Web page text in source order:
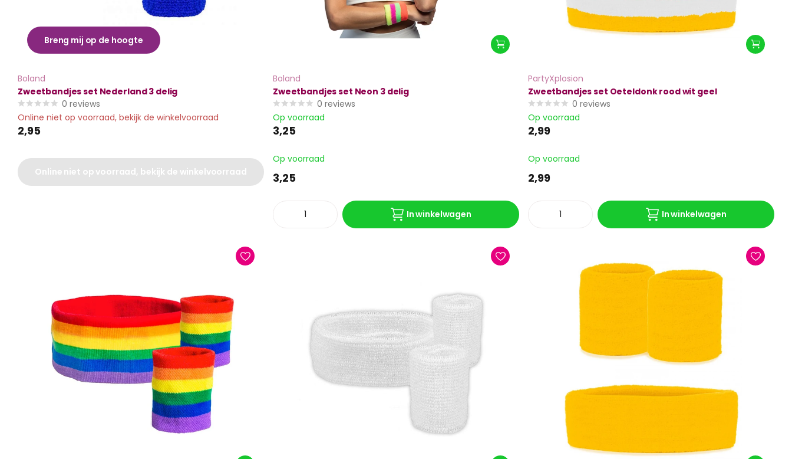
Breng mij op de hoogte
Boland
Zweetbandjes set Nederland 3 delig
0 reviews
Online niet op voorraad, bekijk de winkelvoorraad
2,95
Online niet op voorraad, bekijk de winkelvoorraad
Boland
Zweetbandjes set Neon 3 delig
0 reviews
Op voorraad
3,25
Op voorraad
3,25
In winkelwagen
PartyXplosion
Zweetbandjes set Oeteldonk rood wit geel
0 reviews
Op voorraad
2,99
Op voorraad
2,99
In winkelwagen